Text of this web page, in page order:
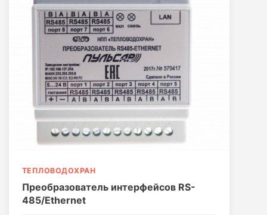
ТЕПЛОВОДОХРАН
Преобразователь интерфейсов RS-
485/Ethernet